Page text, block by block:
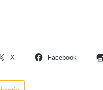
X Facebook